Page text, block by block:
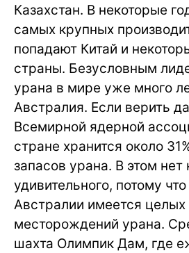
Казахстан. В некоторые
самых крупных
попадают Китай и
страны. Безусловным
урана в мире уже много
Австралия. Если верить
Всемирной ядерной
стране хранится около
запасов урана. В этом нет
удивительного, потому
Австралии имеется целых
месторождений урана.
шахта Олимпик Дам, где